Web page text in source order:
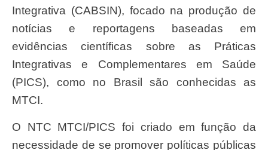
Integrativa (CABSIN), focado na produção de
notícias e reportagens baseadas em
evidências científicas sobre as Práticas
Integrativas e Complementares em Saúde
(PICS), como no Brasil são conhecidas as
MTCI.
O NTC MTCI/PICS foi criado em função da
necessidade de se promover políticas públicas